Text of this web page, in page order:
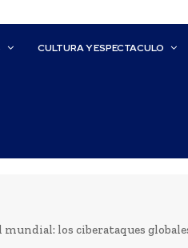
CULTURA Y ESPECTACULO
los ciberataques